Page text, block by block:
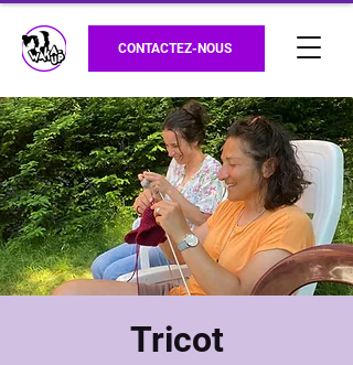
CONTACTEZ-NOUS
Tricot